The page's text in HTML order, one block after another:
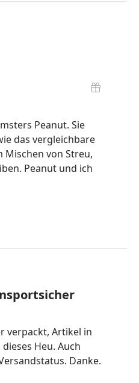
Peanut. Sie
das vergleichbare
von Streu,
Peanut und ich
verpackt, Artikel in
Heu. Auch
Danke.